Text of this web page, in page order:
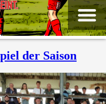
der Saison